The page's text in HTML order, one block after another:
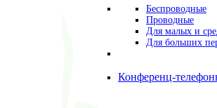
Беспроводные
Проводные
Для малых и
Для больших
Конференц-